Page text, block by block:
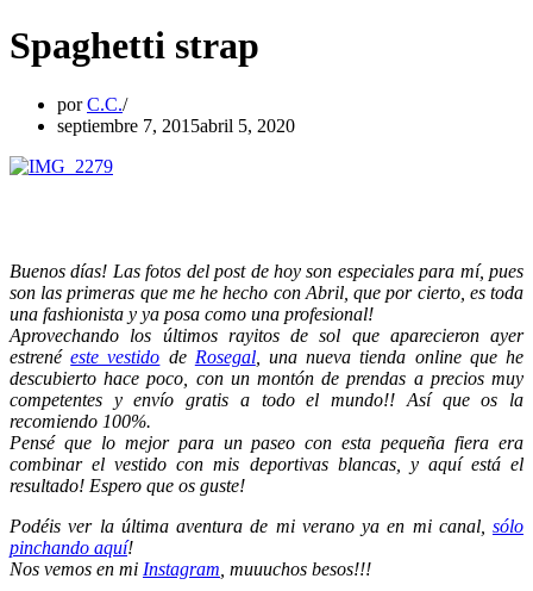
Spaghetti strap
porC.C.
septiembre 7, 2015abril 5, 2020
Buenos días! Las fotos del post de hoy son especiales para mí, pues
son las primeras que me he hecho con Abril, que por cierto, es toda
una fashionista y ya posa como una profesional!
Aprovechando los últimos rayitos de sol que aparecieron ayer
estrenéeste vestido de Rosegal, una nueva tienda online que he
descubierto hace poco, con un montón de prendas a precios muy
competentes y envío gratis a todo el mundo!! Así que os la
recomiendo 100%.
Pensé que lo mejor para un paseo con esta pequeña fiera era
combinar el vestido con mis deportivas blancas, y aquí está el
resultado! Espero que os guste!
Podéis ver la última aventura de mi verano ya en mi canal, sólo
pinchando aquí!
Nos vemos en mi Instagram , muuuchos besos!!!